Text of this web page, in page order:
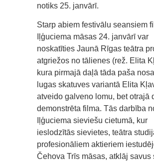
notiks 25. janvārī.
Starp abiem festivālu seansiem
Iļģuciema māsas 24. janvārī var
noskatīties Jaunā Rīgas teātra
atgriežos no tālienes (rež. Elita
kura pirmajā daļā tāda paša
lugas skatuves variantā Elita
atveido galveno lomu, bet otrajā
demonstrēta filma. Tās darbība
Iļģuciema sieviešu cietumā, kur
ieslodzītās sievietes, teātra
profesionāliem aktieriem
Čehova Trīs māsas, atklāj savus